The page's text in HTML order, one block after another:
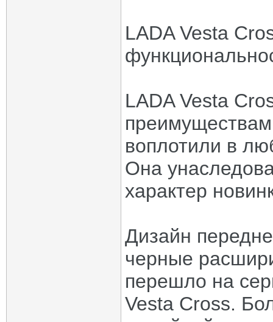
LADA Vesta
LADA Vesta
воплотили в
Она
характер
Дизайн
черные
перешло на
Vesta Cross.